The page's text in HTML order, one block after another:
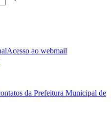
Acesso ao webmail
da Prefeitura Municipal de